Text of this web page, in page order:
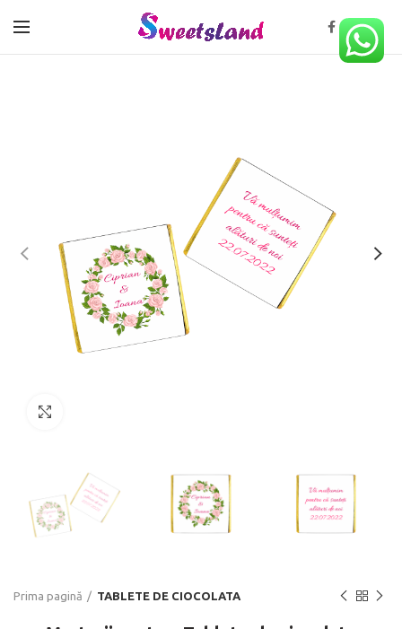
Prima pagină TABLETE DE CIOCOLATA